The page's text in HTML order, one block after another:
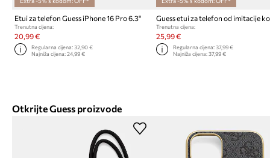
Etui za telefon Guess iPhone 16 Pro 6.3"
Trenutna cijena:
20,99 €
Regularna cijena:32,90 €
Najniža cijena:24,99 €
Trenutna cijena:
25,99 €
Regularna cijena: 37,99 €
Najniža cijena: 37,99 €
Otkrijte Guess proizvode